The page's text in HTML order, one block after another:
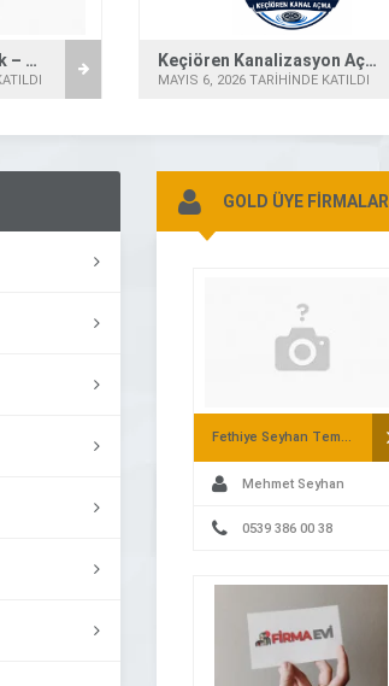
Fethiye Seyhan Temizlik – Villa Temizliği Keçiören Kanalizasyon Açma – ErBul Tesisat
MAYIS 6, 2026 TARİHİNDE KATILDI
GOLD ÜYE FİRMALAR
Fethiye Seyhan Temizlik – Villa Temizliği
Mehmet Seyhan
0539 386 00 38